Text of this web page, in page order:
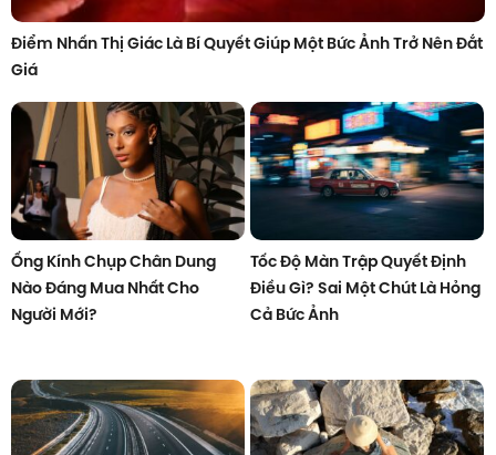
Điểm Nhấn Thị Giác Là Bí Quyết Giúp Một Bức Ảnh Trở Nên Đắt
Giá
Ống Kính Chụp Chân Dung
Nào Đáng Mua Nhất Cho
Người Mới?
Tốc Độ Màn Trập Quyết Định
Điều Gì? Sai Một Chút Là Hỏng
Cả Bức Ảnh